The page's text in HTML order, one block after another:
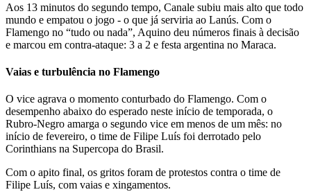
Aos 13 minutos do segundo tempo, Canale subiu mais alto que todo
mundo e empatou o jogo - o que já serviria ao Lanús. Com o
Flamengo no “tudo ou nada”, Aquino deu números finais à decisão
e marcou em contra-ataque: 3 a 2 e festa argentina no Maraca.
Vaias e turbulência no Flamengo
O vice agrava o momento conturbado do Flamengo. Com o
desempenho abaixo do esperado neste início de temporada, o
Rubro-Negro amarga o segundo vice em menos de um mês: no
início de fevereiro, o time de Filipe Luís foi derrotado pelo
Corinthians na Supercopa do Brasil.
Com o apito final, os gritos foram de protestos contra o time de
Filipe Luís, com vaias e xingamentos.